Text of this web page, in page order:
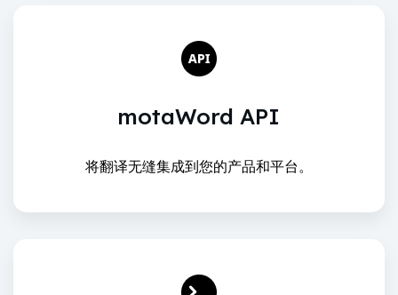
motaWord API
将翻译无缝集成到您的产品和平台。